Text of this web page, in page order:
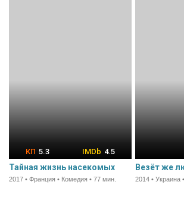
5.3 4.5
Тайная жизнь насекомых
2017 • Франция • Комедия • 77 мин.
Везёт же
2014 • Украина